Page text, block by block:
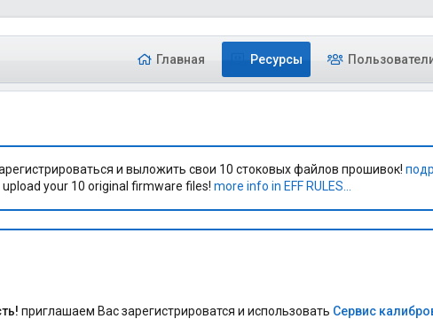
Главная Ресурсы
и выложить свои 10 стоковых файлов прошивок!
your 10 original firmware files! more info in EFF RULES...
приглашаем Вас зарегистрироватся и использовать Сервис